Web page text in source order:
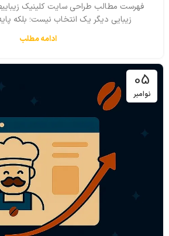
فهرست مطالب طراحی سایت کلینیک
زیبایی دیگر یک انتخاب نیست؛ بلکه
ادامه مطلب
05
نوامبر